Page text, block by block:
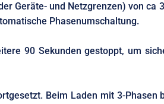
Geräte- und Netzgrenzen) von
Phasenumschaltung.
90 Sekunden gestoppt, um
Beim Laden mit 3-